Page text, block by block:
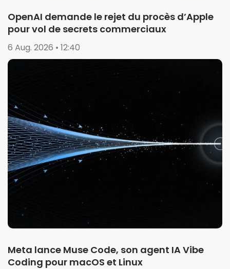
OpenAI demande le rejet du procès d’Apple
pour vol de secrets commerciaux
6 Aug. 2026 • 12:40
Meta lance Muse Code, son agent IA Vibe
Coding pour macOS et Linux